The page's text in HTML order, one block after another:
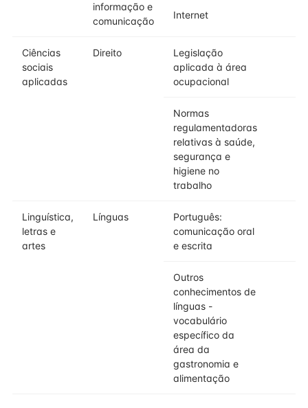
informação e
comunicação
Internet
Ciências
sociais
aplicadas
Direito
Legislação
aplicada à área
ocupacional
Normas
regulamentadoras
relativas à saúde,
segurança e
higiene no
trabalho
Linguística,
letras e
artes
Línguas
Português:
comunicação oral
e escrita
Outros
conhecimentos de
línguas -
vocabulário
específico da
área da
gastronomia e
alimentação